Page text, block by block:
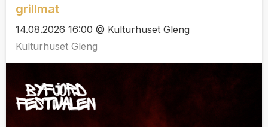
grillmat
14.08.2026 16:00 @ Kulturhuset Gleng
Kulturhuset Gleng